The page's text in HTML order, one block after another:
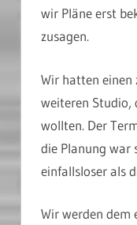
wir Pläne erst
zusagen.
Wir hatten einen
weiteren Studio,
wollten. Der
die Planung war
einfallsloser als
Wir werden dem